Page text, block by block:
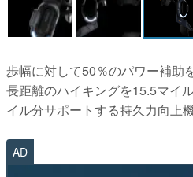
歩幅に対して50％のパワー補助
長距離のハイキングを15.5マイ
イル分サポートする持久力向上
AD